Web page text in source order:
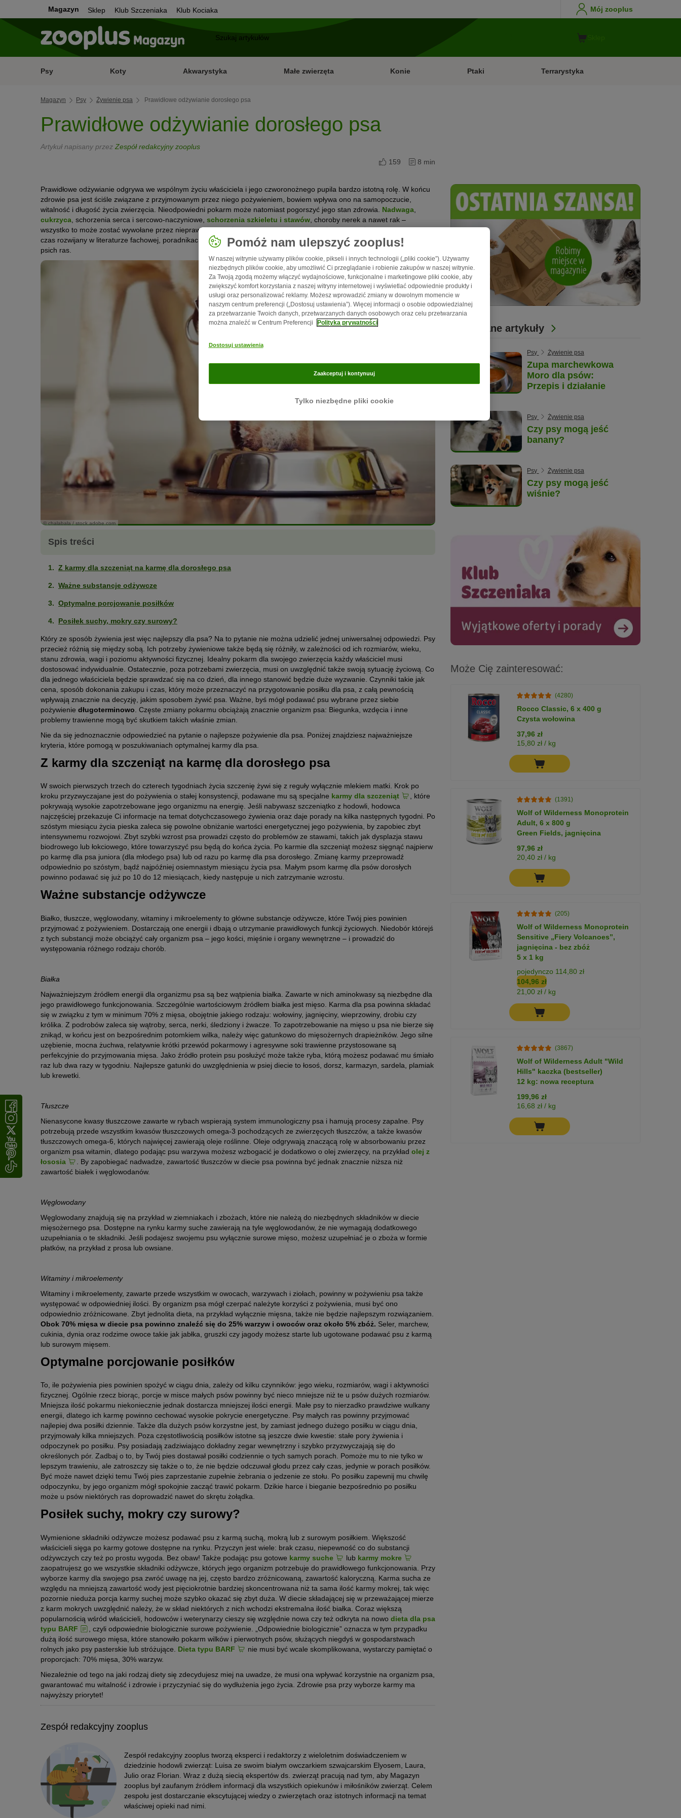
Magazyn Sklep Klub Szczeniaka Klub Kociaka Mój zooplus
Psy Koty Akwarystyka Małe zwierzęta Konie Ptaki Terrarystyka
Magazyn Psy Żywienie psa Prawidłowe odżywianie dorosłego psa
Prawidłowe odżywianie dorosłego psa
Artykuł napisany przez Zespół redakcyjny zooplus
159
8 min
Prawidłowe odżywianie odgrywa we wspólnym życiu właściciela i jego czworonożnego pupila bardzo istotną rolę. W końcu
zdrowie psa jest ściśle związane z przyjmowanym przez niego pożywieniem, bowiem wpływa ono na samopoczucie,
witalność i długość życia zwierzęcia. Nieodpowiedni pokarm może natomiast pogorszyć jego stan zdrowia. Nadwaga
cukrzyca , schorzenia serca i sercowo-naczyniowe, schorzenia szkieletu i stawów , choroby nerek a nawet rak –
wszystko to może zostać wywołane przez nieprawidłowe odżywianie. Nic więc dziwnego, że temat odżywiania psa jest cały
czas rozwijany w literaturze fachowej, poradnikach i na forach internetowych, gdzie można znaleźć tyle opinii, ile istnieje
psich ras.
© chalabala / stock.adobe.com
Spis treści
Z karmy dla szczeniąt na karmę dla dorosłego psa
Ważne substancje odżywcze
Optymalne porcjowanie posiłków
Posiłek suchy, mokry czy surowy?
Który ze sposób żywienia jest więc najlepszy dla psa? Na to pytanie nie można udzielić jednej uniwersalnej odpowiedzi. Psy
przecież różnią się między sobą. Ich potrzeby żywieniowe także będą się różniły, w zależności od ich rozmiarów, wieku,
stanu zdrowia, wagi i poziomu aktywności fizycznej. Idealny pokarm dla swojego zwierzęcia każdy właściciel musi
dostosować indywidualnie. Ostatecznie, poza potrzebami zwierzęcia, musi on uwzględnić także swoją sytuację życiową. Co
dla jednego właściciela będzie sprawdzać się na co dzień, dla innego stanowić będzie duże wyzwanie. Czynniki takie jak
cena, sposób dokonania zakupu i czas, który może przeznaczyć na przygotowanie posiłku dla psa, z całą pewnością
wpływają znacznie na decyzję, jakim sposobem żywić psa. Ważne, byś mógł podawać psu wybrane przez siebie
pożywienie długoterminowo . Częste zmiany pokarmu obciążają znacznie organizm psa: Biegunka, wzdęcia i inne
problemy trawienne mogą być skutkiem takich właśnie zmian.
Nie da się jednoznacznie odpowiedzieć na pytanie o najlepsze pożywienie dla psa. Poniżej znajdziesz najważniejsze
kryteria, które pomogą w poszukiwaniach optymalnej karmy dla psa.
Z karmy dla szczeniąt na karmę dla dorosłego psa
W swoich pierwszych trzech do czterech tygodniach życia szczenię żywi się z reguły wyłącznie mlekiem matki. Krok po
kroku przyzwyczajane jest do pożywienia o stałej konsystencji, podawane mu są specjalne karmy dla szczeniąt
, które
pokrywają wysokie zapotrzebowane jego organizmu na energię. Jeśli nabywasz szczeniątko z hodowli, hodowca
najczęściej przekazuje Ci informacje na temat dotychczasowego żywienia oraz daje porady na kilka następnych tygodni. Po
szóstym miesiącu życia pieska zaleca się powolne obniżanie wartości energetycznej jego pożywienia, by zapobiec zbyt
intensywnemu rozwojowi. Zbyt szybki wzrost psa prowadzi często do problemów ze stawami, takich jak dysplazja stawu
biodrowego lub łokciowego, które towarzyszyć psu będą do końca życia. Po karmie dla szczeniąt możesz sięgnąć najpierw
po karmę dla psa juniora (dla młodego psa) lub od razu po karmę dla psa dorosłego. Zmianę karmy przeprowadź
odpowiednio po szóstym, bądź najpóźniej osiemnastym miesiącu życia psa. Małym psom karmę dla psów dorosłych
powinno podawać się już po 10 do 12 miesiącach, kiedy następuje u nich zatrzymanie wzrostu.
Ważne substancje odżywcze
Białko, tłuszcze, węglowodany, witaminy i mikroelementy to główne substancje odżywcze, które Twój pies powinien
przyjmować z pożywieniem. Dostarczają one energii i dbają o utrzymanie prawidłowych funkcji życiowych. Niedobór którejś
z tych substancji może obciążyć cały organizm psa – jego kości, mięśnie i organy wewnętrzne – i prowadzić do
występowania różnego rodzaju chorób.
Białka
Najważniejszym źródłem energii dla organizmu psa są bez wątpienia białka. Zawarte w nich aminokwasy są niezbędne dla
jego prawidłowego funkcjonowania. Szczególnie wartościowym źródłem białka jest mięso. Karma dla psa powinna składać
się w związku z tym w minimum 70% z mięsa, obojętnie jakiego rodzaju: wołowiny, jagnięciny, wieprzowiny, drobiu czy
królika. Z podrobów zaleca się wątroby, serca, nerki, śledziony i żwacze. To zapotrzebowanie na mięso u psa nie bierze się
znikąd, w końcu jest on bezpośrednim potomkiem wilka, należy więc gatunkowo do mięsożernych drapieżników. Jego silne
uzębienie, mocna żuchwa, relatywnie krótki przewód pokarmowy i agresywne soki trawienne przystosowane są
perfekcyjnie do przyjmowania mięsa. Jako źródło protein psu posłużyć może także ryba, którą możesz podawać mu śmiało
raz lub dwa razy w tygodniu. Najlepsze gatunki do uwzględnienia w psiej diecie to łosoś, dorsz, karmazyn, sardela, plamiak
lub krewetki.
Tłuszcze
Nienasycone kwasy tłuszczowe zawarte w rybach wspierają system immunologiczny psa i hamują procesy zapalne. Psy
potrzebują przede wszystkim kwasów tłuszczowych omega-3 pochodzących ze zwierzęcych tłuszczów, a także kwasów
tłuszczowych omega-6, których najwięcej zawierają oleje roślinne. Oleje odgrywają znaczącą rolę w absorbowaniu przez
organizm psa witamin, dlatego podając psu warzywa możesz wzbogacić je dodatkowo o olej zwierzęcy, na przykład olej z
łososia
. By zapobiegać nadwadze, zawartość tłuszczów w diecie psa powinna być jednak znacznie niższa niż
zawartość białek i węglowodanów.
Węglowodany
Węglowodany znajdują się na przykład w ziemniakach i zbożach, które nie należą do niezbędnych składników w diecie
mięsożernego psa. Dostępne na rynku karmy suche zawierają na tyle węglowodanów, że nie wymagają dodatkowego
uzupełniania o te składniki. Jeśli podajesz swojemu psu wyłącznie surowe mięso, możesz uzupełniać je o zboża w formie
płatków, na przykład z prosa lub owsiane.
Witaminy i mikroelementy
Witaminy i mikroelementy, zawarte przede wszystkim w owocach, warzywach i ziołach, powinny w pożywieniu psa także
występować w odpowiedniej ilości. By organizm psa mógł czerpać należyte korzyści z pożywienia, musi być ono
odpowiednio zróżnicowane. Zbyt jednolita dieta, na przykład wyłącznie mięsna, także nie będzie najlepszym rozwiązaniem.
Obok 70% mięsa w diecie psa powinno znaleźć się do 25% warzyw i owoców oraz około 5% zbóż. Seler, marchew,
cukinia, dynia oraz rodzime owoce takie jak jabłka, gruszki czy jagody możesz starte lub ugotowane podawać psu z karmą
lub surowym mięsem.
Optymalne porcjowanie posiłków
To, ile pożywienia pies powinien spożyć w ciągu dnia, zależy od kilku czynników: jego wieku, rozmiarów, wagi i aktywności
fizycznej. Ogólnie rzecz biorąc, porcje w misce małych psów powinny być nieco mniejsze niż te u psów dużych rozmiarów.
Mniejsza ilość pokarmu niekoniecznie jednak dostarcza mniejszej ilości energii. Małe psy to nierzadko prawdziwe wulkany
energii, dlatego ich karmę powinno cechować wysokie pokrycie energetyczne. Psy małych ras powinny przyjmować
najlepiej dwa posiłki dziennie. Także dla dużych psów korzystne jest, by zamiast jednego dużego posiłku w ciągu dnia,
przyjmowały kilka mniejszych. Poza częstotliwością posiłków istotne są jeszcze dwie kwestie: stałe pory żywienia i
odpoczynek po posiłku. Psy posiadają zadziwiająco dokładny zegar wewnętrzny i szybko przyzwyczajają się do
określonych pór. Zadbaj o to, by Twój pies dostawał posiłki codziennie o tych samych porach. Pomoże mu to nie tylko w
lepszym trawieniu, ale zatroszczy się także o to, że nie będzie odczuwał głodu przez cały czas, jedynie w porach posiłków.
Być może nawet dzięki temu Twój pies zaprzestanie zupełnie żebrania o jedzenie ze stołu. Po posiłku zapewnij mu chwilę
odpoczynku, by jego organizm mógł spokojnie zacząć trawić pokarm. Dzikie harce i bieganie bezpośrednio po posiłku
może u psów niektórych ras doprowadzić nawet do skrętu żołądka.
Posiłek suchy, mokry czy surowy?
Wymienione składniki odżywcze możesz podawać psu z karmą suchą, mokrą lub z surowym posiłkiem. Większość
właścicieli sięga po karmy gotowe dostępne na rynku. Przyczyn jest wiele: brak czasu, niepewność co do substancji
odżywczych czy też po prostu wygoda. Bez obaw! Także podając psu gotowe karmy suche lub karmy mokre
zaopatrujesz go we wszystkie składniki odżywcze, których jego organizm potrzebuje do prawidłowego funkcjonowania. Przy
wyborze karmy dla swojego psa zwróć uwagę na jej, często bardzo zróżnicowaną, zawartość kaloryczną. Karma sucha ze
względu na mniejszą zawartość wody jest pięciokrotnie bardziej skoncentrowana niż ta sama ilość karmy mokrej, tak więc
pozornie nieduża porcja karmy suchej może szybko okazać się zbyt duża. W diecie składającej się w przeważającej mierze
z karm mokrych uwzględnić należy, że w skład niektórych z nich wchodzi ekstremalna ilość białka. Coraz większą
popularnością wśród właścicieli, hodowców i weterynarzy cieszy się względnie nowa czy też odkryta na nowo dieta dla psa
typu BARF
, czyli odpowiednie biologicznie surowe pożywienie. „Odpowiednie biologicznie” oznacza w tym przypadku
dużą ilość surowego mięsa, które stanowiło pokarm wilków i pierwotnych psów, służących niegdyś w gospodarstwach
rolnych jako psy pasterskie lub stróżujące. Dieta typu BARF
nie musi być wcale skomplikowana, wystarczy pamiętać o
proporcjach: 70% mięsa, 30% warzyw.
Niezależnie od tego na jaki rodzaj diety się zdecydujesz miej na uwadze, że musi ona wpływać korzystnie na organizm psa,
gwarantować mu witalność i zdrowie i przyczyniać się do wydłużenia jego życia. Zdrowie psa przy wyborze karmy ma
najwyższy priorytet!
Zespół redakcyjny zooplus
Zespół redakcyjny zooplus tworzą eksperci i redaktorzy z wieloletnim doświadczeniem w
dziedzinie hodowli zwierząt: Luisa ze swoim białym owczarkiem szwajcarskim Elyosem, Laura,
Julio oraz Florian. Wraz z dużą siecią ekspertów ds. zwierząt pracują nad tym, aby Magazyn
zooplus był zaufanym źródłem informacji dla wszystkich opiekunów i miłośników zwierząt. Celem
zespołu jest dostarczanie ekscytującej wiedzy o zwierzętach oraz istotnych informacji na temat
właściwej opieki nad nimi.
Powiązane artykuły
Psy Żywienie psa
Zupa marchewkowa
Moro dla psów:
Przepis i działanie
Psy Żywienie psa
Czy psy mogą jeść
banany?
Psy Żywienie psa
Czy psy mogą jeść
wiśnie?
Może Cię zainteresować:
(4280)
Rocco Classic, 6 x 400 g
Czysta wołowina
37,96 zł
15,80 zł / kg
(1391)
Wolf of Wilderness Monoprotein
Adult, 6 x 800 g
Green Fields, jagnięcina
97,96 zł
20,40 zł / kg
(205)
Wolf of Wilderness Monoprotein
Sensitive „Fiery Volcanoes”,
jagnięcina - bez zbóż
5 x 1 kg
pojedynczo 114,80 zł
104,96 zł
21,00 zł / kg
(3867)
Wolf of Wilderness Adult "Wild
Hills" kaczka (bestseller)
12 kg: nowa receptura
199,96 zł
16,68 zł / kg
Pomóż nam ulepszyć zooplus!
W naszej witrynie używamy plików cookie, pikseli i innych technologii („pliki cookie”). Używamy
niezbędnych plików cookie, aby umożliwić Ci przeglądanie i robienie zakupów w naszej witrynie.
Za Twoją zgodą możemy włączyć wydajnościowe, funkcjonalne i marketingowe pliki cookie, aby
zwiększyć komfort korzystania z naszej witryny internetowej i wyświetlać odpowiednie produkty i
usługi oraz personalizować reklamy. Możesz wprowadzić zmiany w dowolnym momencie w
naszym centrum preferencji („Dostosuj ustawienia”). Więcej informacji o osobie odpowiedzialnej
za przetwarzanie Twoich danych, przetwarzanych danych osobowych oraz celu przetwarzania
można znaleźć w Centrum Preferencji
Polityka prywatności
Dostosuj ustawienia
Tylko niezbędne pliki cookie
Zaakceptuj i kontynuuj